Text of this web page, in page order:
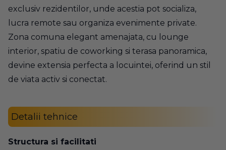
exclusiv rezidentilor, unde acestia pot socializa,
lucra remote sau organiza evenimente private.
Zona comuna elegant amenajata, cu lounge
interior, spatiu de coworking si terasa panoramica,
devine extensia perfecta a locuintei, oferind un stil
de viata activ si conectat.
Detalii tehnice
Structura si facilitati